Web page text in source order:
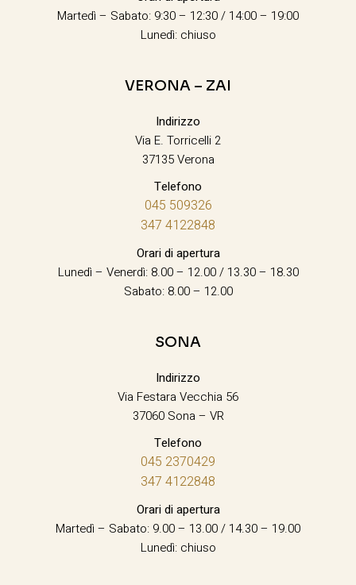
Martedì – Sabato: 9:30 – 12:30 / 14:00 – 19:00
Lunedì: chiuso
VERONA – ZAI
Indirizzo
Via E. Torricelli 2
37135 Verona
Telefono
045 509326
347 4122848
Orari di apertura
Lunedì – Venerdì: 8.00 – 12.00 / 13.30 – 18.30
Sabato: 8.00 – 12.00
SONA
Indirizzo
Via Festara Vecchia 56
37060 Sona – VR
Telefono
045 2370429
347 4122848
Orari di apertura
Martedì – Sabato: 9.00 – 13.00 / 14.30 – 19.00
Lunedì: chiuso